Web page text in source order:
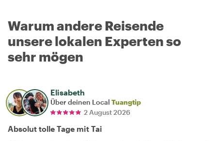
Warum andere Reisende
unsere lokalen Experten so
sehr mögen
Elisabeth
Über deinen Local Tuangtip
2 August 2026
Absolut tolle Tage mit Tai